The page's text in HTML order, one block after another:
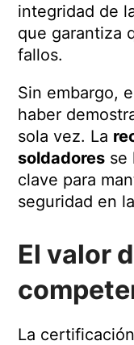
integridad de
que garantiza
fallos.
Sin embargo,
haber
sola vez. La
soldadores se
clave para
seguridad en
El valor
La